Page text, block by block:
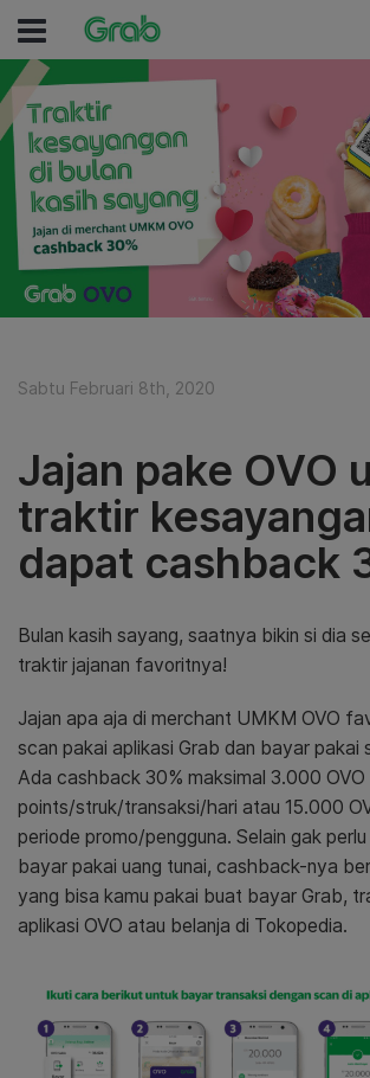
Sabtu Februari 8th, 2020
Jajan pake OVO
traktir
dapat cashback
Bulan kasih sayang, saatnya bikin si dia
traktir jajanan favoritnya!
Jajan apa aja di merchant UMKM OVO
scan pakai aplikasi Grab dan bayar pakai
Ada cashback 30% maksimal 3.000 OVO
points/struk/transaksi/hari atau 15.000
periode promo/pengguna. Selain gak
bayar pakai uang tunai, cashback-nya
yang bisa kamu pakai buat bayar Grab,
aplikasi OVO atau belanja di Tokopedia.